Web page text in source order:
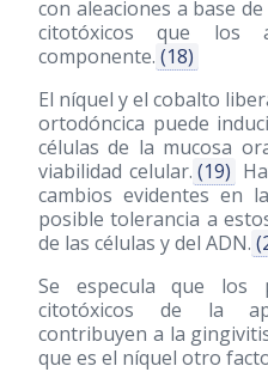
con aleaciones a base
citotóxicos que los
componente. (18)
El níquel y el cobalto
ortodóncica puede
células de la mucosa
viabilidad celular. (19)
cambios evidentes en
posible tolerancia a
de las células y del ADN.
Se especula que los
citotóxicos de la
contribuyen a la
que es el níquel otro